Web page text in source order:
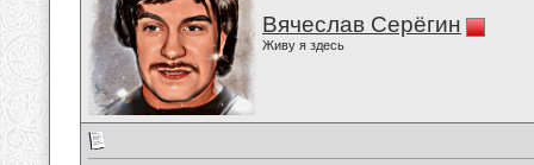
Вячеслав Серёгин
Живу я здесь